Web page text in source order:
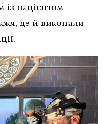
із пацієнтом
де й виконали